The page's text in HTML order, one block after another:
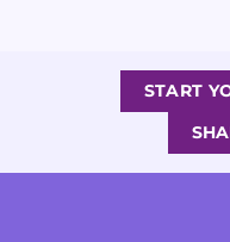
START